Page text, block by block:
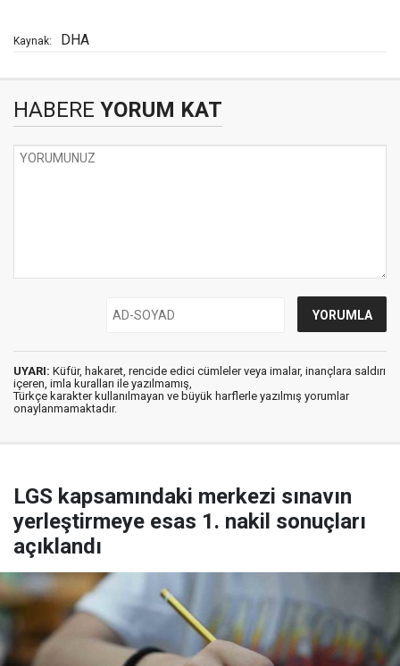
Kaynak: DHA
HABERE YORUM KAT
UYARI: Küfür, hakaret, rencide edici cümleler veya imalar, inançlara saldırı
içeren, imla kuralları ile yazılmamış,
Türkçe karakter kullanılmayan ve büyük harflerle yazılmış yorumlar
onaylanmamaktadır.
LGS kapsamındaki merkezi sınavın
yerleştirmeye esas 1. nakil sonuçları
açıklandı